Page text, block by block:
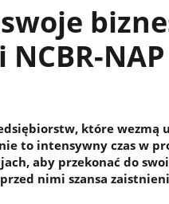
NAP
które wezmą
to intensywny czas w
aby przekonać do
nimi szansa